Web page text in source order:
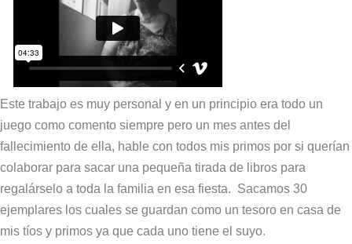
Este trabajo es muy personal y en un principio era todo un
juego como comento siempre pero un mes antes del
fallecimiento de ella, hable con todos mis primos por si querían
colaborar para sacar una pequeña tirada de libros para
regalárselo a toda la familia en esa fiesta. Sacamos 30
ejemplares los cuales se guardan como un tesoro en casa de
mis tíos y primos ya que cada uno tiene el suyo.